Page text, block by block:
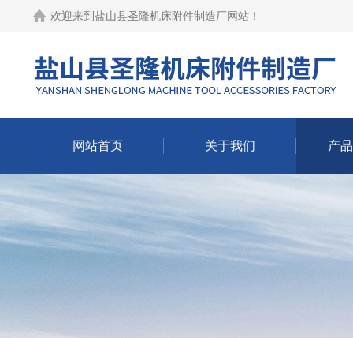
欢迎来到 盐山县圣隆机床附件制造厂网站 ！
网站首页 关于我们 产